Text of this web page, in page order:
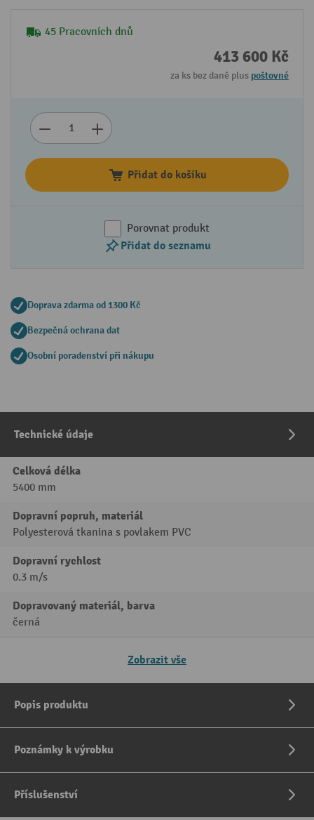
45 Pracovních dnů
413 600 Kč
za ks bez daně plus poštovné
Přidat do košíku
Porovnat produkt
Přidat do seznamu
Doprava zdarma od 1300 Kč
Bezpečná ochrana dat
Osobní poradenství při nákupu
Technické údaje
Celková délka
5400 mm
Dopravní popruh, materiál
Polyesterová tkanina s povlakem PVC
Dopravní rychlost
0.3 m/s
Dopravovaný materiál, barva
černá
Zobrazit vše
Popis produktu
Poznámky k výrobku
Příslušenství